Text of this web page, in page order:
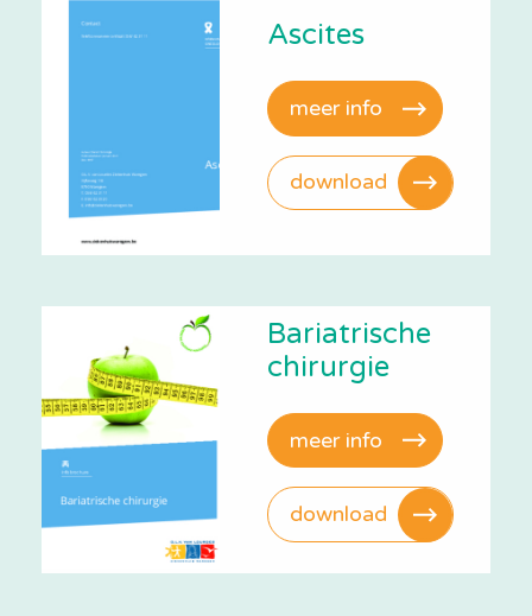
Ascites
meer info
download
Bariatrische
chirurgie
meer info
download